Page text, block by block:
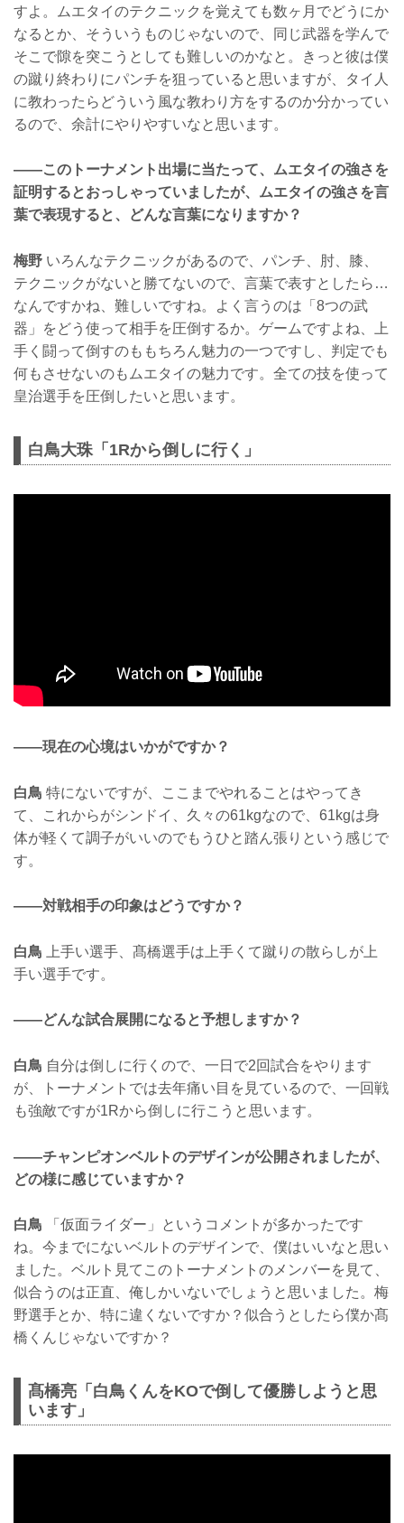
すよ。ムエタイのテクニックを覚えても数ヶ月でどうにか
なるとか、そういうものじゃないので、同じ武器を学んで
そこで隙を突こうとしても難しいのかなと。きっと彼は僕
の蹴り終わりにパンチを狙っていると思いますが、タイ人
に教わったらどういう風な教わり方をするのか分かってい
るので、余計にやりやすいなと思います。
——このトーナメント出場に当たって、ムエタイの強さを
証明するとおっしゃっていましたが、ムエタイの強さを言
葉で表現すると、どんな言葉になりますか？
梅野 いろんなテクニックがあるので、パンチ、肘、膝、
テクニックがないと勝てないので、言葉で表すとしたら…
なんですかね、難しいですね。よく言うのは「8つの武
器」をどう使って相手を圧倒するか。ゲームですよね、上
手く闘って倒すのももちろん魅力の一つですし、判定でも
何もさせないのもムエタイの魅力です。全ての技を使って
皇治選手を圧倒したいと思います。
白鳥大珠「1Rから倒しに行く」
——現在の心境はいかがですか？
白鳥 特にないですが、ここまでやれることはやってき
て、これからがシンドイ、久々の61kgなので、61kgは身
体が軽くて調子がいいのでもうひと踏ん張りという感じで
す。
——対戦相手の印象はどうですか？
白鳥 上手い選手、髙橋選手は上手くて蹴りの散らしが上
手い選手です。
——どんな試合展開になると予想しますか？
白鳥 自分は倒しに行くので、一日で2回試合をやります
が、トーナメントでは去年痛い目を見ているので、一回戦
も強敵ですが1Rから倒しに行こうと思います。
——チャンピオンベルトのデザインが公開されましたが、
どの様に感じていますか？
白鳥 「仮面ライダー」というコメントが多かったです
ね。今までにないベルトのデザインで、僕はいいなと思い
ました。ベルト見てこのトーナメントのメンバーを見て、
似合うのは正直、俺しかいないでしょうと思いました。梅
野選手とか、特に違くないですか？似合うとしたら僕か髙
橋くんじゃないですか？
髙橋亮「白鳥くんをKOで倒して優勝しようと思
います」